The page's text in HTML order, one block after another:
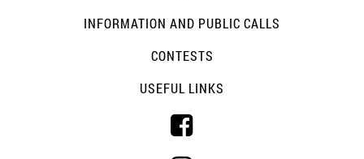
INFORMATION AND PUBLIC CALLS
CONTESTS
USEFUL LINKS